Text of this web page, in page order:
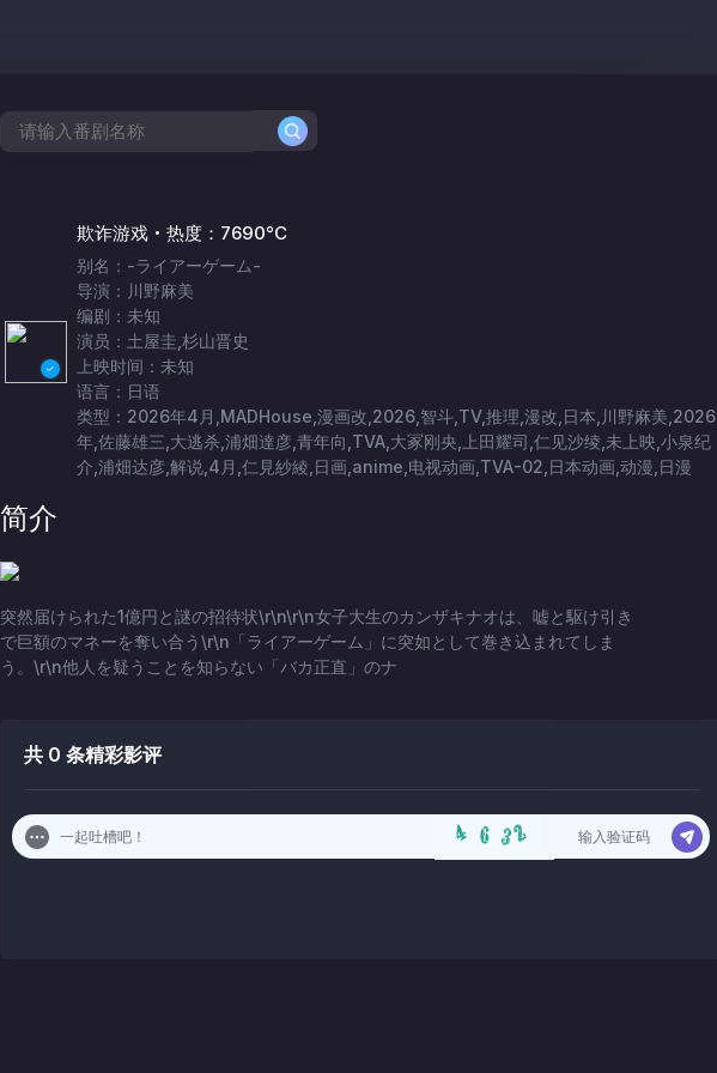
欺诈游戏 热度：7690°C
别名：-ライアーゲーム-
导演：川野麻美
编剧：未知
演员：土屋圭,杉山晋史
上映时间：未知
语言：日语
类型：2026年4月,MADHouse,漫画改,2026,智斗,TV,推理,漫改,日本,川野麻美,2026
年,佐藤雄三,大逃杀,浦畑達彦,青年向,TVA,大冢刚央,上田耀司,仁见沙绫,未上映,小泉纪
介,浦畑达彦,解说,4月,仁見紗綾,日画,anime,电视动画,TVA-02,日本动画,动漫,日漫
简介
突然届けられた1億円と謎の招待状\r\n\r\n女子大生のカンザキナオは、嘘と駆け引き
で巨額のマネーを奪い合う\r\n「ライアーゲーム」に突如として巻き込まれてしま
う。\r\n他人を疑うことを知らない「バカ正直」のナ
共 0 条精彩影评